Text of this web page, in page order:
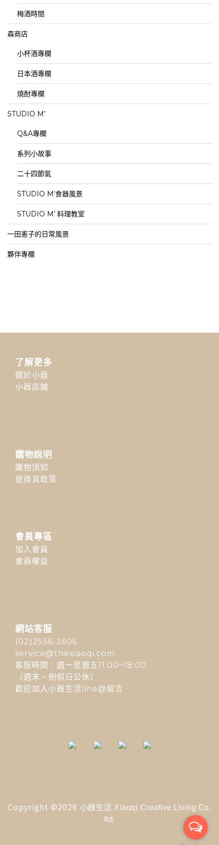
梅酒時間
森商店
小杯酒專欄
日本酒專欄
燒酎專欄
STUDIO M’
Q&A專欄
系列小故事
二十四節氣
STUDIO M’食器風景
STUDIO M’ 料理教室
一田憲子的日常風景
夥伴專欄
了解更多
關於小器
小器店鋪
購物說明
購物須知
退換貨政策
會員專區
加入會員
會員權益
網站客服
(02)2556-2606
service@thexiaoqi.com
客服時間：週一至週五11:00~18:00
（週末、例假日公休）
歡迎加入小器生活line@留言
Copyright ©2026 小器生活 Xiaoqi Creative Living Co.
ltd.